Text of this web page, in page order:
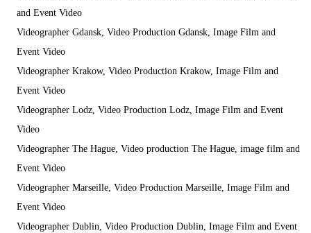
and Event Video
Videographer Gdansk, Video Production Gdansk, Image Film and
Event Video
Videographer Krakow, Video Production Krakow, Image Film and
Event Video
Videographer Lodz, Video Production Lodz, Image Film and Event
Video
Videographer The Hague, Video production The Hague, image film and
Event Video
Videographer Marseille, Video Production Marseille, Image Film and
Event Video
Videographer Dublin, Video Production Dublin, Image Film and Event